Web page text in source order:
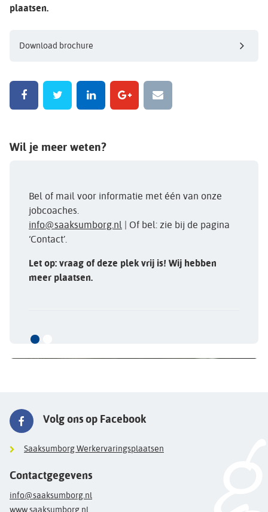
plaatsen.
Download brochure
Wil je meer weten?
Bel of mail voor informatie met één van onze
jobcoaches.
info@saaksumborg.nl | Of bel: zie bij de pagina
‘Contact’.
Let op: vraag of deze plek vrij is! Wij hebben
meer plaatsen.
Volg ons op Facebook
Saaksumborg Werkervaringsplaatsen
Contactgegevens
info@saaksumborg.nl
www.saaksumborg.nl